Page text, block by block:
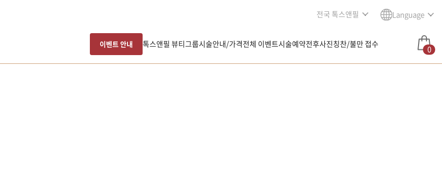
전국 톡스앤필 Language
이벤트 안내 톡스앤필 뷰티그룹시술안내/가격전체 이벤트시술예약전후사진칭찬/불만 접수 0